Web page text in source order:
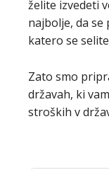
želite izvedeti
najbolje, da se
katero se
Zato smo
državah, ki
stroških v